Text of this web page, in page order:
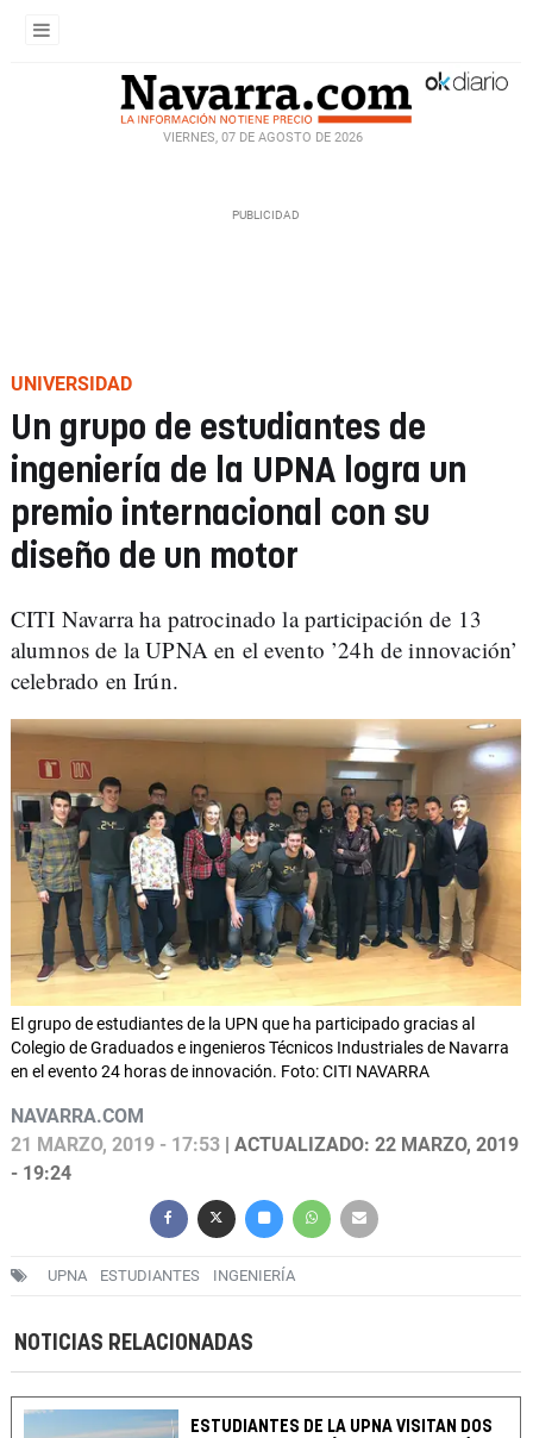
VIERNES, 07 DE AGOSTO DE 2026
UNIVERSIDAD
Un grupo de estudiantes de
ingeniería de la UPNA logra un
premio internacional con su
diseño de un motor
CITI Navarra ha patrocinado la participación de 13
alumnos de la UPNA en el evento ’24h de innovación’
celebrado en Irún.
El grupo de estudiantes de la UPN que ha participado gracias al
Colegio de Graduados e ingenieros Técnicos Industriales de Navarra
en el evento 24 horas de innovación. Foto: CITI NAVARRA
NAVARRA.COM
21 MARZO, 2019 - 17:53 | ACTUALIZADO: 22 MARZO, 2019
- 19:24
UPNA ESTUDIANTES INGENIERÍA
NOTICIAS RELACIONADAS
ESTUDIANTES DE LA UPNA VISITAN DOS